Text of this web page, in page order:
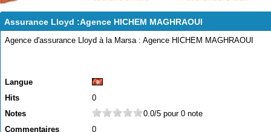
Assurance Lloyd :Agence HICHEM MAGHRAOUI
Agence d'assurance Lloyd à la Marsa : Agence HICHEM MAGHRAOUI
Langue
Hits
0
Notes
0.0/5 pour 0 note
Commentaires
0